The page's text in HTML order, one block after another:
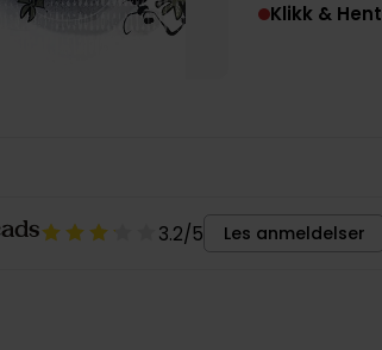
Klikk & Hent
3.2/5 Les anmeldelser